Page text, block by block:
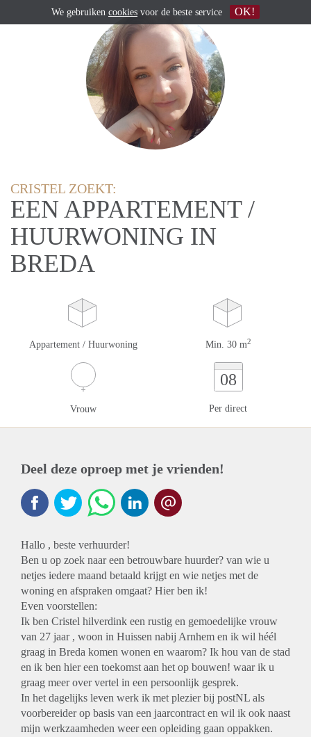
CRISTEL ZOEKT:
EEN APPARTEMENT /
HUURWONING IN
BREDA
Appartement / Huurwoning Min. 30 m2
Vrouw
08
Per direct
Deel deze oproep met je vrienden!
Hallo , beste verhuurder!
Ben u op zoek naar een betrouwbare huurder? van wie u
netjes iedere maand betaald krijgt en wie netjes met de
woning en afspraken omgaat? Hier ben ik!
Even voorstellen:
Ik ben Cristel hilverdink een rustig en gemoedelijke vrouw
van 27 jaar , woon in Huissen nabij Arnhem en ik wil héél
graag in Breda komen wonen en waarom? Ik hou van de stad
en ik ben hier een toekomst aan het op bouwen! waar ik u
graag meer over vertel in een persoonlijk gesprek.
In het dagelijks leven werk ik met plezier bij postNL als
voorbereider op basis van een jaarcontract en wil ik ook naast
mijn werkzaamheden weer een opleiding gaan oppakken.
We gebruiken cookies voor de beste service OK!